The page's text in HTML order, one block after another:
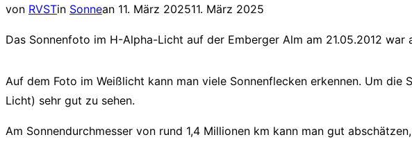
von RVSTin Sonnean Veröffentlicht
11. März 202511. März 2025
Das Sonnenfoto im H-Alpha-Licht auf der Emberger Alm am 21.05.2012
Auf dem Foto im Weißlicht kann man viele Sonnenflecken erkennen. Um
Licht) sehr gut zu sehen.
Am Sonnendurchmesser von rund 1,4 Millionen km kann man gut